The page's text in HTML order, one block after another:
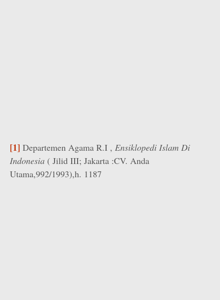
[1] Departemen Agama R.I , Ensiklopedi Islam Di
Indonesia ( Jilid III; Jakarta :CV. Anda
Utama,992/1993),h. 1187